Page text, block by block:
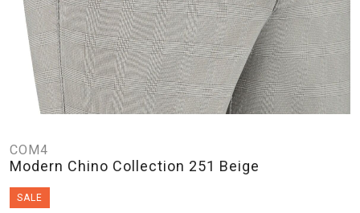
COM4
Modern Chino Collection 251 Beige
SALE